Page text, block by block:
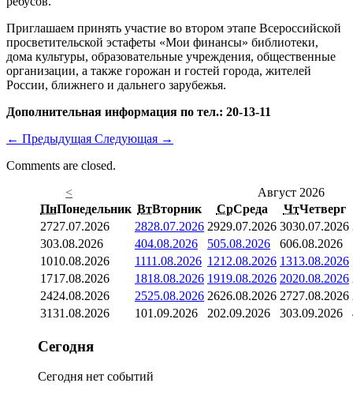
Приглашаем принять участие во втором этапе Всероссийской
просветительской эстафеты «Мои финансы» библиотеки,
дома культуры, образовательные учреждения, общественные
организации, а также горожан и гостей города, жителей
России, ближнего и дальнего зарубежья.
Дополнительная информация по тел.: 20-13-11
← Предыдущая Следующая →
Comments are closed.
<
Август 2026
ПнПонедельник ВтВторник СрСреда ЧтЧетверг
2727.07.2026 2828.07.2026 2929.07.2026 3030.07.2026
303.08.2026 404.08.2026 505.08.2026 606.08.2026
1010.08.2026 1111.08.2026 1212.08.2026 1313.08.2026
1717.08.2026 1818.08.2026 1919.08.2026 2020.08.2026
2424.08.2026 2525.08.2026 2626.08.2026 2727.08.2026
3131.08.2026 101.09.2026 202.09.2026 303.09.2026
Сегодня
Сегодня нет событий